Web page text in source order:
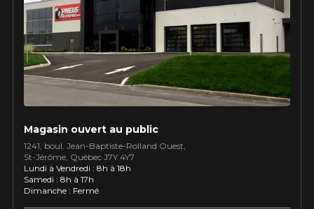
PROMOTIONS EN COURS
véhicule pour une compatibilité
LIVRAISON RAPIDE
Votre ensemble de pneus et jantes vous
sera livré rapidement.
Calculateur de décalage de jantes
L'entretien de vos pneus
INFORMATIONS
Qui sommes-nous ?
Procédures d'achat
Méthodes de paiement
Protection contre les hasards routiers
Politique de retour
Foire aux questions
Magasin ouvert au public
1241, boul. Jean-Baptiste-Rolland Ouest,
St⁠-⁠Jérôme, Québec J7Y 4Y7
Lundi à Vendredi : 8h à 18h
Samedi : 8h à 17h
Dimanche : Fermé